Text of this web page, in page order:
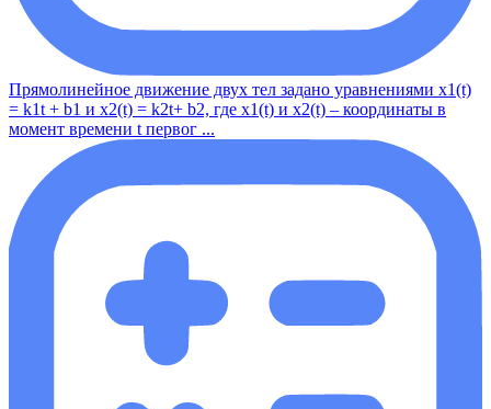
Прямолинейное движение двух тел задано уравнениями x1(t)
= k1t + b1 и x2(t) = k2t+ b2, где x1(t) и x2(t) – координаты в
момент времени t первог ...